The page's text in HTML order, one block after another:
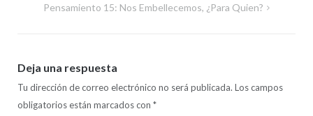
entradas
Pensamiento 15: Nos Embellecemos, ¿para Quien?
Deja una respuesta
Tu dirección de correo electrónico no será publicada. Los campos
obligatorios están marcados con *